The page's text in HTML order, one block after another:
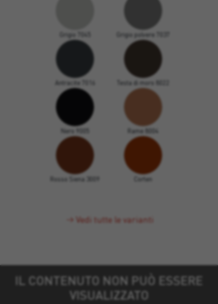
Grigio 7045 Grigio polvere 7037
Antracite 7016 Testa di moro 8022
Nero 9005 Rame 8004
Rosso Siena 3009 Corten
Vedi tutte le varianti
IL CONTENUTO NON PUÒ ESSERE
VISUALIZZATO